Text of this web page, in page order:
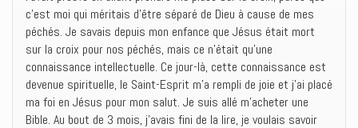
c’est moi qui méritais d’être séparé de Dieu à cause de mes
péchés. Je savais depuis mon enfance que Jésus était mort
sur la croix pour nos péchés, mais ce n’était qu’une
connaissance intellectuelle. Ce jour-là, cette connaissance est
devenue spirituelle, le Saint-Esprit m’a rempli de joie et j’ai placé
ma foi en Jésus pour mon salut. Je suis allé m’acheter une
Bible. Au bout de 3 mois, j’avais fini de la lire, je voulais savoir